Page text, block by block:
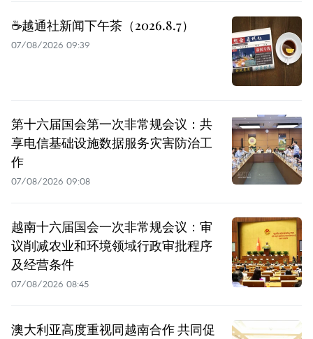
☕️越通社新闻下午茶（2026.8.7）
07/08/2026 09:39
第十六届国会第一次非常规会议：共
享电信基础设施数据服务灾害防治工
作
07/08/2026 09:08
越南十六届国会一次非常规会议：审
议削减农业和环境领域行政审批程序
及经营条件
07/08/2026 08:45
澳大利亚高度重视同越南合作 共同促